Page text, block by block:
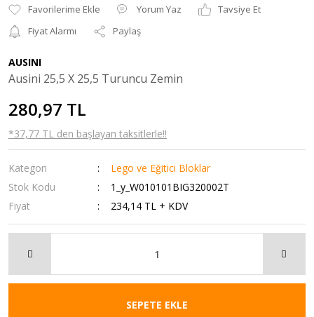
Yorum Yaz
Tavsiye Et
Fiyat Alarmı
Paylaş
AUSINI
Ausini 25,5 X 25,5 Turuncu Zemin
280,97 TL
*37,77 TL den başlayan taksitlerle!!
Kategori
Lego ve Eğitici Bloklar
Stok Kodu
1_y_W010101BIG320002T
Fiyat
234,14 TL + KDV
SEPETE EKLE